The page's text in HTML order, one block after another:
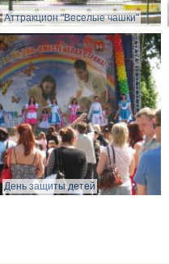
Аттракцион "Веселые чашки"
День защиты детей